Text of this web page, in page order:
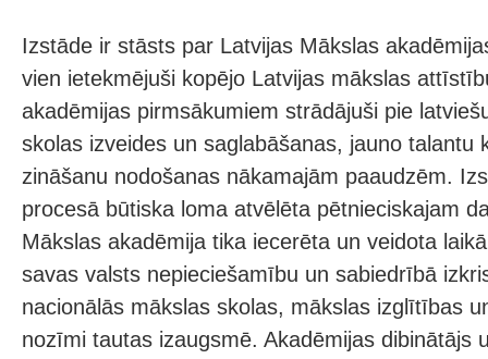
Izstāde ir stāsts par Latvijas Mākslas
vien ietekmējuši kopējo Latvijas mākslas
akadēmijas pirmsākumiem strādājuši pie
skolas izveides un saglabāšanas, jauno talantu
zināšanu nodošanas nākamajām paaudzēm.
procesā būtiska loma atvēlēta pētnieciskajam
Mākslas akadēmija tika iecerēta un veidota
savas valsts nepieciešamību un sabiedrībā
nacionālās mākslas skolas, mākslas izglītības
nozīmi tautas izaugsmē. Akadēmijas dibinātājs